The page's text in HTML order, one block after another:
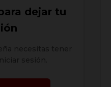
dejar tu